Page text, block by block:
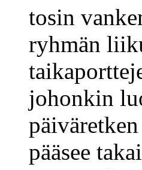
tosin
ryhmän
johonkin
pääsee